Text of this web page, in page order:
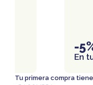
-
En
Tu primera compra